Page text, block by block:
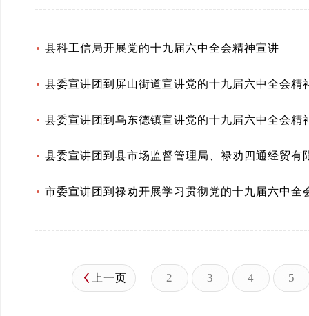
县科工信局开展党的十九届六中全会精神宣讲
县委宣讲团到屏山街道宣讲党的十九届六中全会精
县委宣讲团到乌东德镇宣讲党的十九届六中全会精
县委宣讲团到县市场监督管理局、禄劝四通经贸
市委宣讲团到禄劝开展学习贯彻党的十九届六中全
上一页 2 3 4 5